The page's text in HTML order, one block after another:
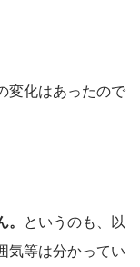
変化はあったので
というのも、以
気等は分かってい